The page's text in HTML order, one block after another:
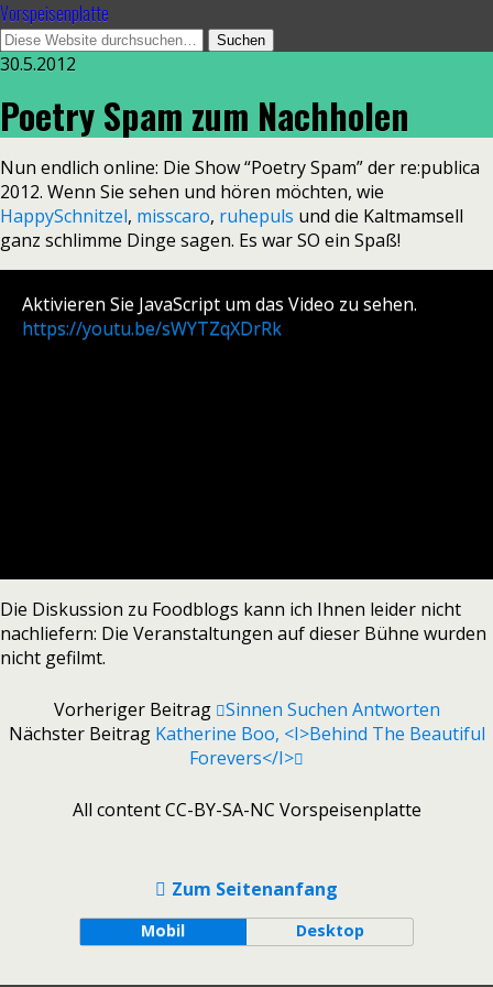
Vorspeisenplatte
30.5.2012
Poetry Spam zum Nachholen
Nun endlich online: Die Show “Poetry Spam” der re:publica
2012. Wenn Sie sehen und hören möchten, wie
HappySchnitzel, misscaro, ruhepuls und die Kaltmamsell
ganz schlimme Dinge sagen. Es war SO ein Spaß!
Aktivieren Sie JavaScript um das Video zu sehen.
https://youtu.be/sWYTZqXDrRk
Die Diskussion zu Foodblogs kann ich Ihnen leider nicht
nachliefern: Die Veranstaltungen auf dieser Bühne wurden
nicht gefilmt.
Vorheriger Beitrag Sinnen Suchen Antworten
Nächster Beitrag Katherine Boo, <i>Behind The Beautiful
Forevers</i>
All content CC-BY-SA-NC Vorspeisenplatte
Zum Seitenanfang
Mobil Desktop